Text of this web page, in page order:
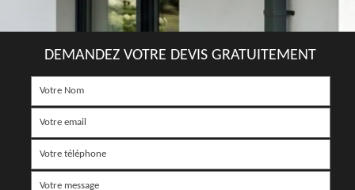
DEMANDEZ VOTRE DEVIS GRATUITEMENT